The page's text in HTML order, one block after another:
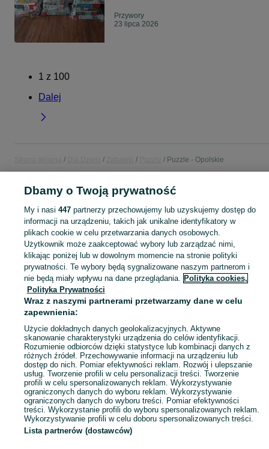
Przywory
23 lipca 2026
1 z 100
Dalej
Puzzle - Opolskie
POLSKA » OPOLSKIE
KATEGORIA
domek ogrodowy dla dzieci,basen z kulkami,zabawki ogrodowe,zabawki
Zobacz
Mapa kategorii
Mapa miejscowości
Mapa ministron
Popularne wyszukiwania
Dbamy o Twoją prywatność
My i nasi 447partnerzy przechowujemy lub uzyskujemy dostęp do
informacji na urządzeniu, takich jak unikalne identyfikatory w
plikach cookie w celu przetwarzania danych osobowych.
Użytkownik może zaakceptować wybory lub zarządzać nimi,
klikając poniżej lub w dowolnym momencie na stronie polityki
prywatności. Te wybory będą sygnalizowane naszym partnerom i
nie będą miały wpływu na dane przeglądania. Polityka cookies,
Polityka Prywatności
Wraz z naszymi partnerami przetwarzamy dane w celu
zapewnienia:
Użycie dokładnych danych geolokalizacyjnych. Aktywne
skanowanie charakterystyki urządzenia do celów identyfikacji.
Rozumienie odbiorców dzięki statystyce lub kombinacji danych z
różnych źródeł. Przechowywanie informacji na urządzeniu lub
dostęp do nich. Pomiar efektywności reklam. Rozwój i ulepszanie
usług. Tworzenie profili w celu personalizacji treści. Tworzenie
profili w celu spersonalizowanych reklam. Wykorzystywanie
ograniczonych danych do wyboru reklam. Wykorzystywanie
ograniczonych danych do wyboru treści. Pomiar efektywności
treści. Wykorzystanie profili do wyboru spersonalizowanych reklam.
Wykorzystywanie profili w celu doboru spersonalizowanych treści.
Lista partnerów (dostawców)